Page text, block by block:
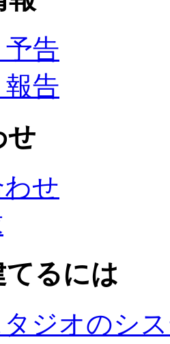
告
告
せ
せ
るには
ジオのシ